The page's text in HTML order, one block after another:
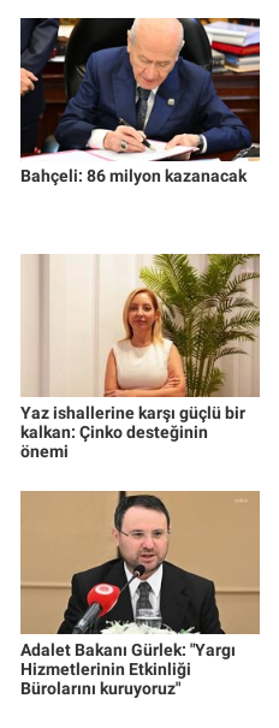
Bahçeli: 86 milyon kazanacak
Yaz ishallerine karşı güçlü bir
kalkan: Çinko desteğinin
önemi
Adalet Bakanı Gürlek: "Yargı
Hizmetlerinin Etkinliği
Bürolarını kuruyoruz"